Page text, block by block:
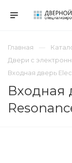
Главная
Двери с
Входная дверь
Входная